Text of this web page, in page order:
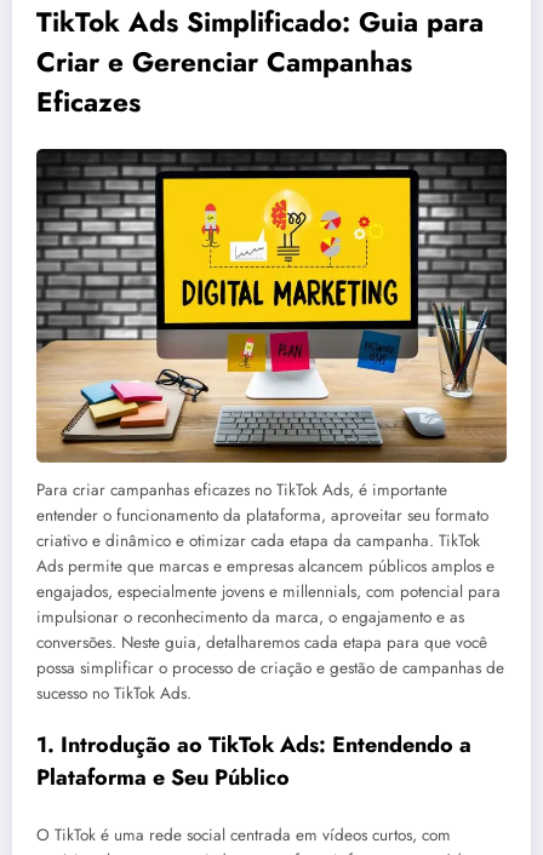
TikTok Ads Simplificado: Guia para
Criar e Gerenciar Campanhas
Eficazes
Para criar campanhas eficazes no TikTok Ads, é importante
entender o funcionamento da plataforma, aproveitar seu formato
criativo e dinâmico e otimizar cada etapa da campanha. TikTok
Ads permite que marcas e empresas alcancem públicos amplos e
engajados, especialmente jovens e millennials, com potencial para
impulsionar o reconhecimento da marca, o engajamento e as
conversões. Neste guia, detalharemos cada etapa para que você
possa simplificar o processo de criação e gestão de campanhas de
sucesso no TikTok Ads.
1. Introdução ao TikTok Ads: Entendendo a
Plataforma e Seu Público
O TikTok é uma rede social centrada em vídeos curtos, com